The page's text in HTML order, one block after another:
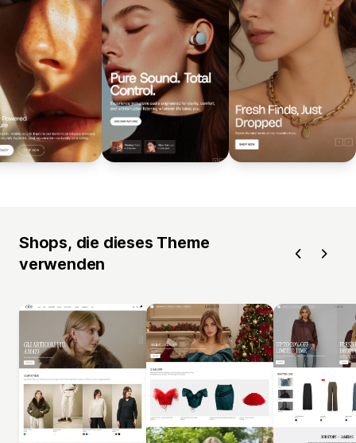
Shops, die dieses Theme
verwenden